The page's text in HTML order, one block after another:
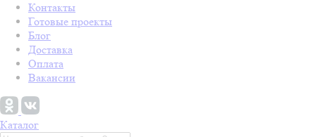
Контакты
Готовые проекты
Блог
Доставка
Оплата
Вакансии
Каталог